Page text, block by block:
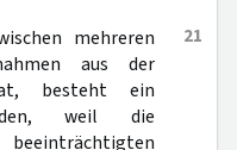
21
mehreren
aus der
besteht ein
weil die